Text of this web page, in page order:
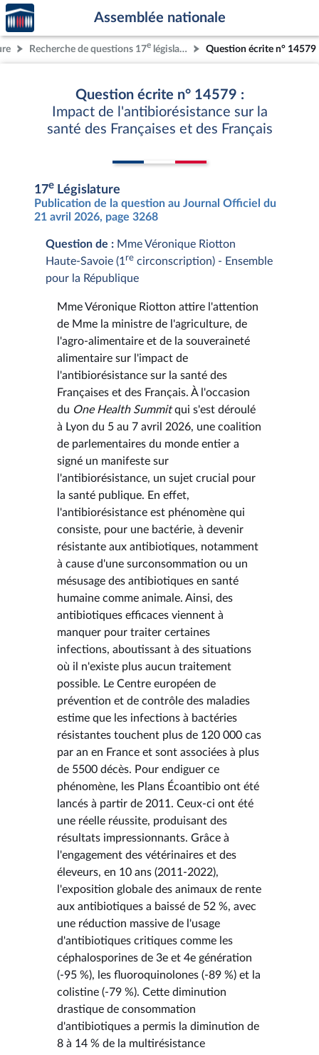
Aller au contenu
Aller en bas de la page
Accèder
à la
page
d'accueil
Assemblée nationale
Recherche de questions 17e législature Question écrite n° 14579
Question écrite n° 14579 :
Impact de l'antibiorésistance sur la
santé des Françaises et des Français
17e Législature
Publication de la question au Journal Officiel du
21 avril 2026, page 3268
Question de : Mme Véronique Riotton
Haute-Savoie (1 re circonscription) - Ensemble
pour la République
Mme Véronique Riotton attire l'attention
de Mme la ministre de l'agriculture, de
l'agro-alimentaire et de la souveraineté
alimentaire sur l'impact de
l'antibiorésistance sur la santé des
Françaises et des Français. À l'occasion
du One Health Summitqui s'est déroulé
à Lyon du 5 au 7 avril 2026, une coalition
de parlementaires du monde entier a
signé un manifeste sur
l'antibiorésistance, un sujet crucial pour
la santé publique. En effet,
l'antibiorésistance est phénomène qui
consiste, pour une bactérie, à devenir
résistante aux antibiotiques, notamment
à cause d'une surconsommation ou un
mésusage des antibiotiques en santé
humaine comme animale. Ainsi, des
antibiotiques efficaces viennent à
manquer pour traiter certaines
infections, aboutissant à des situations
où il n'existe plus aucun traitement
possible. Le Centre européen de
prévention et de contrôle des maladies
estime que les infections à bactéries
résistantes touchent plus de 120 000 cas
par an en France et sont associées à plus
de 5500 décès. Pour endiguer ce
phénomène, les Plans Écoantibio ont été
lancés à partir de 2011. Ceux-ci ont été
une réelle réussite, produisant des
résultats impressionnants. Grâce à
l'engagement des vétérinaires et des
éleveurs, en 10 ans (2011-2022),
l'exposition globale des animaux de rente
aux antibiotiques a baissé de 52 %, avec
une réduction massive de l'usage
d'antibiotiques critiques comme les
céphalosporines de 3e et 4e génération
(-95 %), les fluoroquinolones (-89 %) et la
colistine (-79 %). Cette diminution
drastique de consommation
d'antibiotiques a permis la diminution de
8 à 14 % de la multirésistance